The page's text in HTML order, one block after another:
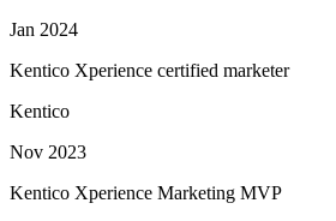
Jan 2024
Kentico Xperience certified marketer
Kentico
Nov 2023
Kentico Xperience Marketing MVP